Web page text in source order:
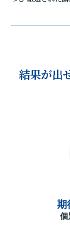
結果が出
期
個